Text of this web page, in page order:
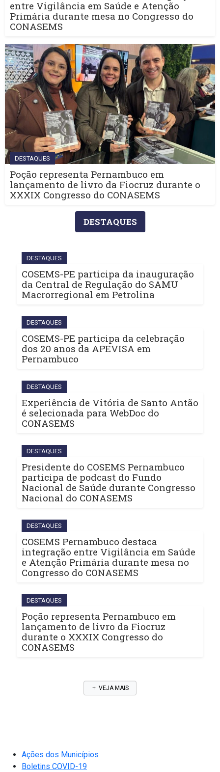
entre Vigilância em Saúde e Atenção
Primária durante mesa no Congresso do
CONASEMS
DESTAQUES
Poção representa Pernambuco em
lançamento de livro da Fiocruz durante o
XXXIX Congresso do CONASEMS
DESTAQUES
DESTAQUES
COSEMS-PE participa da inauguração
da Central de Regulação do SAMU
Macrorregional em Petrolina
DESTAQUES
COSEMS-PE participa da celebração
dos 20 anos da APEVISA em
Pernambuco
DESTAQUES
Experiência de Vitória de Santo Antão
é selecionada para WebDoc do
CONASEMS
DESTAQUES
Presidente do COSEMS Pernambuco
participa de podcast do Fundo
Nacional de Saúde durante Congresso
Nacional do CONASEMS
DESTAQUES
COSEMS Pernambuco destaca
integração entre Vigilância em Saúde
e Atenção Primária durante mesa no
Congresso do CONASEMS
DESTAQUES
Poção representa Pernambuco em
lançamento de livro da Fiocruz
durante o XXXIX Congresso do
CONASEMS
VEJA MAIS
Ações dos Municípios
Boletins COVID-19